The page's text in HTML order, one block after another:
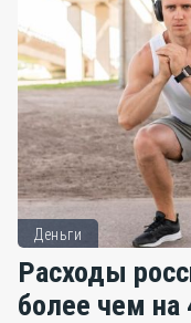
Деньги
Расходы
более чем на